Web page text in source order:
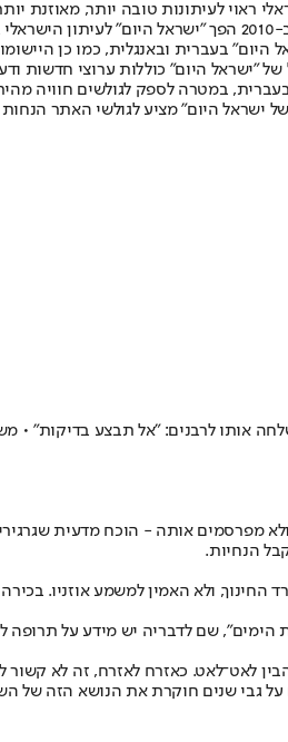
ראוי לעיתונות טובה יותר, מאוזנת
תשלום. המהדורה המודפסת הראשונה פורסמה ב-30
"ישראל היום" כוללות ערוצי חדשות
בעברית, במטרה לספק לגולשים
ישראל היום" מציע לגולשי האתר
אותו לרבנים: "אל תבצע בדיקות" •
מפרסמים אותה - הוכח מדעית
הנחיות.
ולא האמין למשמע אוזניו.
הימים", שם לדבריה יש מידע על תרופה
לאט־לאט. כאזרח לאזרח, זה לא
על גבי שנים חוקרת את הנושא הזה